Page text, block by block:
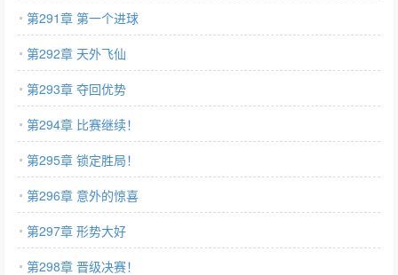
第291章 第一个进球
第292章 天外飞仙
第293章 夺回优势
第294章 比赛继续！
第295章 锁定胜局！
第296章 意外的惊喜
第297章 形势大好
第298章 晋级决赛！